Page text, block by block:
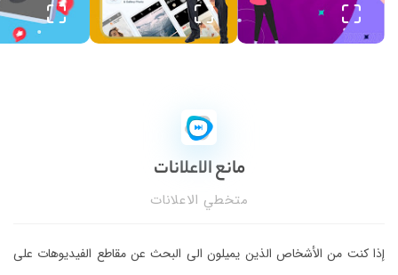
مانع الاعلانات
متخطي الاعلانات
إذا كنت من الأشخاص الذين يميلون الى البحث عن مقاطع الفيديوهات على